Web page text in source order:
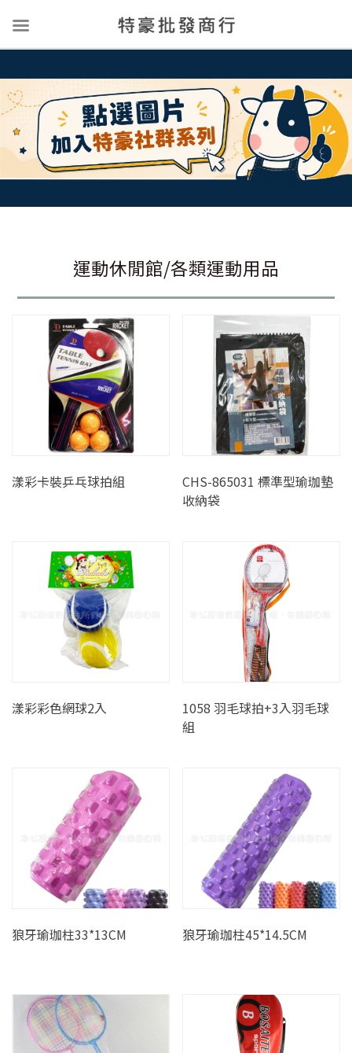
運動休閒館/各類運動用品
漾彩卡裝乒乓球拍組
CHS-865031 標準型瑜珈墊
收納袋
漾彩彩色網球2入
1058 羽毛球拍+3入羽毛球
組
狼牙瑜珈柱33*13CM 狼牙瑜珈柱45*14.5CM